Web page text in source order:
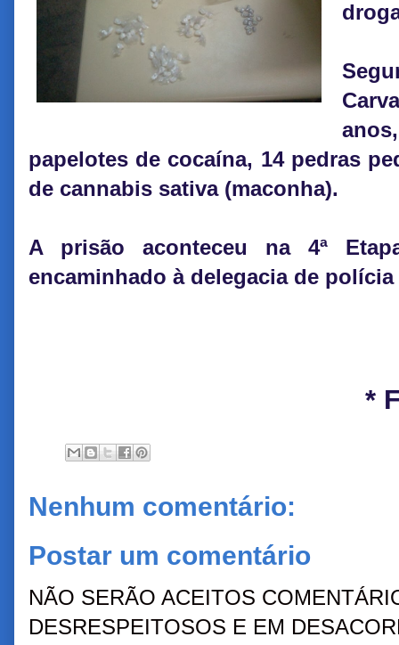
papelotes de cocaína, 14 pedras
de cannabis sativa (maconha).
A prisão aconteceu na 4ª
encaminhado à delegacia de
*
Nenhum comentário:
Postar um comentário
NÃO SERÃO ACEITOS
DESRESPEITOSOS E EM